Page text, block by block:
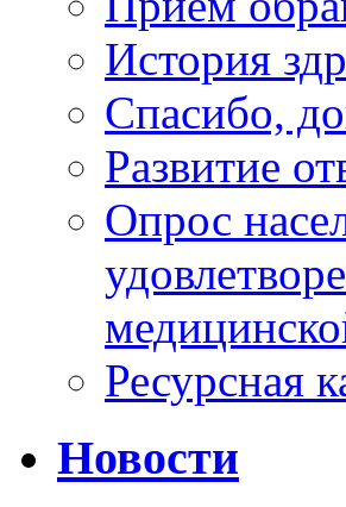
История
Спасибо,
Развитие
Опрос
Ресурсная
Новости